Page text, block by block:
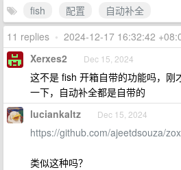
fish
配置
自动补全
11 replies • 2024-12-17 16:32:42
Xerxes2 Dec 15, 2024
这不是 fish 开箱自带的功能吗，刚
一下，自动补全都是自带的
luciankaltz Dec 15, 2024
https://github.com/ajeetdsouza/
类似这种吗？